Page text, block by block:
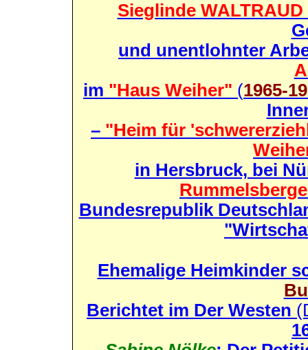
Sieglinde
und unentlohnter
im "Haus Weiher" (1965-
– "Heim für
in Hersbruck, bei
Bundesrepublik
Ehemalige Heimkinder
Berichtet im Der Westen